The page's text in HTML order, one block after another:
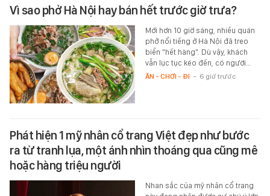
Vì sao phở Hà Nội hay bán hết trước giờ trưa?
Mới hơn 10 giờ sáng, nhiều quán
phở nổi tiếng ở Hà Nội đã treo
biển "hết hàng". Dù vậy, khách
vẫn lục tục kéo đến, có người…
ĂN - CHƠI - ĐI - 6 giờ trước
Phát hiện 1 mỹ nhân cổ trang Việt đẹp như bước
ra từ tranh lụa, một ánh nhìn thoáng qua cũng mê
hoặc hàng triệu người
Nhan sắc của mỹ nhân cổ trang